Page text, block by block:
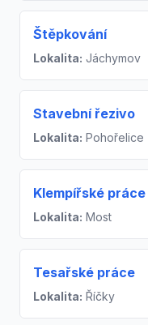
Štěpkování
Lokalita: Jáchymov
Stavební řezivo
Lokalita: Pohořelice
Klempířské práce
Lokalita: Most
Tesařské práce
Lokalita: Říčky